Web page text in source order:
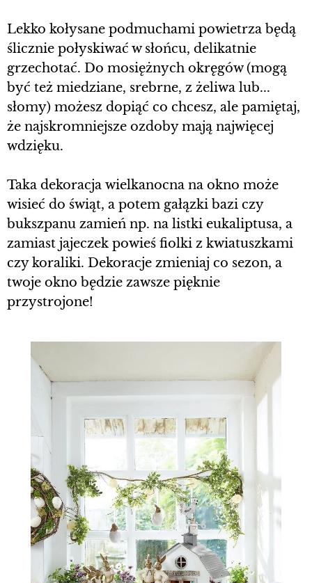
Lekko kołysane podmuchami powietrza będą
ślicznie połyskiwać w słońcu, delikatnie
grzechotać. Do mosiężnych okręgów (mogą
być też miedziane, srebrne, z żeliwa lub...
słomy) możesz dopiąć co chcesz, ale pamiętaj,
że najskromniejsze ozdoby mają najwięcej
wdzięku.
Taka dekoracja wielkanocna na okno może
wisieć do świąt, a potem gałązki bazi czy
bukszpanu zamień np. na listki eukaliptusa, a
zamiast jajeczek powieś fiolki z kwiatuszkami
czy koraliki. Dekoracje zmieniaj co sezon, a
twoje okno będzie zawsze pięknie
przystrojone!